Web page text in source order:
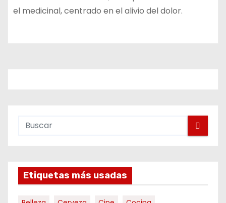
el medicinal, centrado en el alivio del dolor.
Etiquetas más usadas